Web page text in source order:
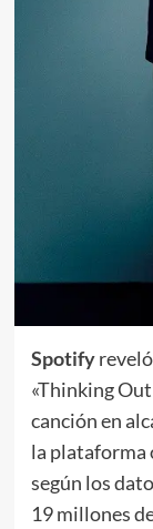
Spotifyreveló
«Thinking
canción en
la plataforma
según los
19 millones